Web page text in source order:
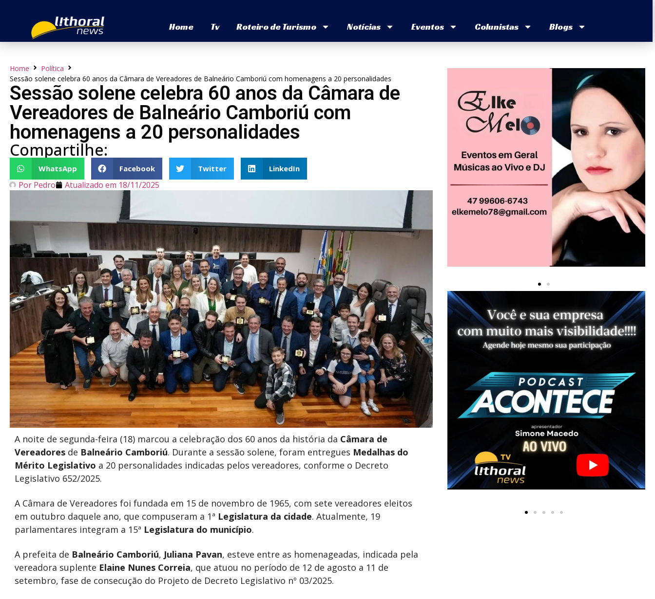
Home Tv Roteiro de Turismo Notícias Eventos Colunistas Blogs
Home
Política
Sessão solene celebra 60 anos da Câmara de Vereadores de Balneário Camboriú com homenagens a 20 personalidades
Sessão solene celebra 60 anos da Câmara de
Vereadores de Balneário Camboriú com
homenagens a 20 personalidades
Compartilhe:
WhatsApp Facebook Twitter LinkedIn
Por Pedro Atualizado em 18/11/2025
A noite de segunda-feira (18) marcou a celebração dos 60 anos da história da Câmara de
Vereadores de Balneário Camboriú. Durante a sessão solene, foram entregues Medalhas do
Mérito Legislativo a 20 personalidades indicadas pelos vereadores, conforme o Decreto
Legislativo 652/2025.
A Câmara de Vereadores foi fundada em 15 de novembro de 1965, com sete vereadores eleitos
em outubro daquele ano, que compuseram a 1ª Legislatura da cidade. Atualmente, 19
parlamentares integram a 15ª Legislatura do município.
A prefeita de Balneário Camboriú, Juliana Pavan, esteve entre as homenageadas, indicada pela
vereadora suplente Elaine Nunes Correia, que atuou no período de 12 de agosto a 11 de
setembro, fase de consecução do Projeto de Decreto Legislativo nº 03/2025.